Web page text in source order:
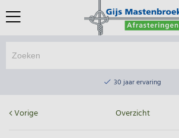
30 jaar ervaring
Vorige Overzicht